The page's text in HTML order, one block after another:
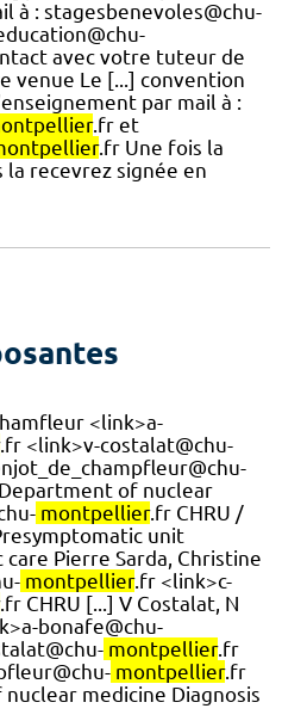
à : stagesbenevoles@chu-
avec votre tuteur de
venue Le [...] convention
par mail à :
.fr et
.fr Une fois la
recevrez signée en
<link>a-
.fr <link>v-costalat@chu-
of nuclear
montpellier.fr CHRU /
unit
Pierre Sarda, Christine
montpellier.fr <link>c-
.fr CHRU [...] V Costalat, N
bonafe@chu-
montpellier.fr
montpellier.fr
medicine Diagnosis